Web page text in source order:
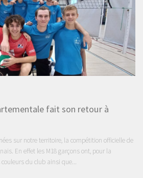
fait son retour à
sur notre territoire, la compétition officielle de
En effet les M18 garçons ont, pour la
du club ainsi que...